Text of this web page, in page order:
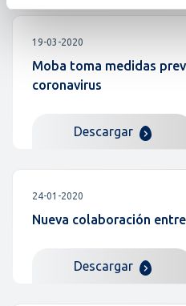
19-03-2020
Moba toma medidas
coronavirus
Descargar
24-01-2020
Nueva colaboración
Descargar